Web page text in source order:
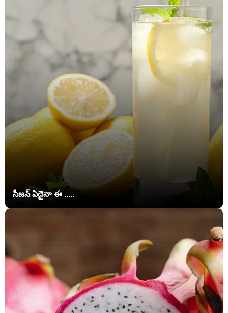
సీజన్ ఏదైనా ఈ .....